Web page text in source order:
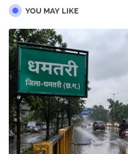
YOU MAY LIKE